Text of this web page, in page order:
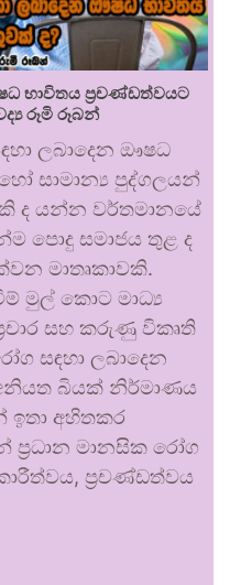
භාවිතය ප්‍රචණ්ඩත්වයට
රූමි රූබන්
ලබාදෙන ඖෂධ
සාමාන්‍ය පුද්ගලයන්
ද යන්න වර්තමානයේ
පොදු සමාජය තුළ ද
මාතෘකාවකි.
මුල් කොට මාධ්‍ය
සහ කරුණු විකෘති
සඳහා ලබාදෙන
බියක් නිර්මාණය
ඉතා අහිතකර
මානසික රෝග
ප්‍රචණ්ඩත්වය